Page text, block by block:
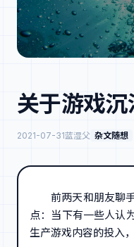
关于游戏
2021-07-31蓝湿父 杂文随想
前两天和朋友聊
点：当下有一些人认
生产游戏内容的投入